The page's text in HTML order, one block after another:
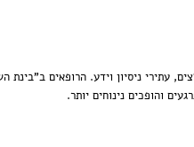
עתירי ניסיון וידע. הרופאים
והופכים נינוחים יותר.